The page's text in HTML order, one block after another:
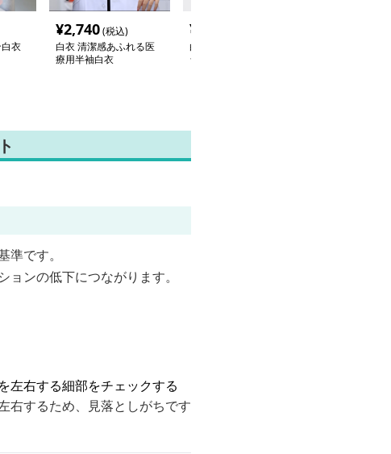
衣
¥2,740(税込)
白衣 清潔感あふれる医
療用半袖白衣
¥
白衣 医療用スタンドカ
ラー白衣
準です。
ンの低下につながります。
左右する細部をチェックする
右するため、見落としがちです